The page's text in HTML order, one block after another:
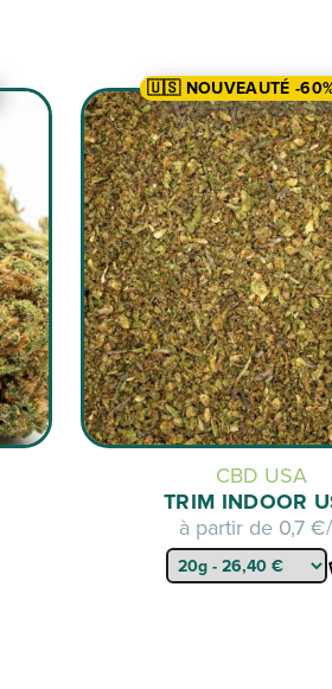
🇺🇸 NOUVEAUTÉ -
CBD USA
TRIM INDOOR
à partir de 0,7